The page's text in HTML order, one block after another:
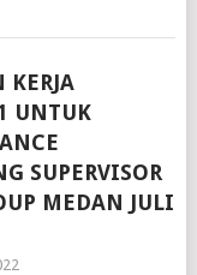
KERJA
UNTUK
SUPERVISOR
MEDAN JULI